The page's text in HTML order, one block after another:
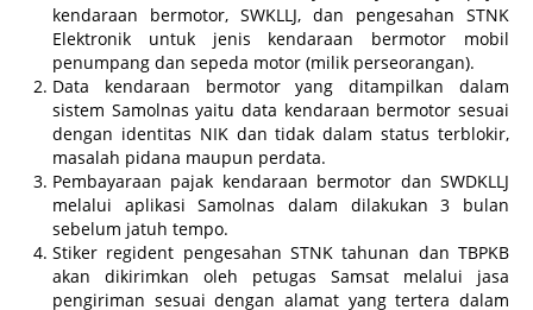
kendaraan bermotor, SWKLLJ, dan pengesahan STNK
Elektronik untuk jenis kendaraan bermotor mobil
penumpang dan sepeda motor (milik perseorangan).
Data kendaraan bermotor yang ditampilkan dalam
sistem Samolnas yaitu data kendaraan bermotor sesuai
dengan identitas NIK dan tidak dalam status terblokir,
masalah pidana maupun perdata.
Pembayaraan pajak kendaraan bermotor dan SWDKLLJ
melalui aplikasi Samolnas dalam dilakukan 3 bulan
sebelum jatuh tempo.
Stiker regident pengesahan STNK tahunan dan TBPKB
akan dikirimkan oleh petugas Samsat melalui jasa
pengiriman sesuai dengan alamat yang tertera dalam